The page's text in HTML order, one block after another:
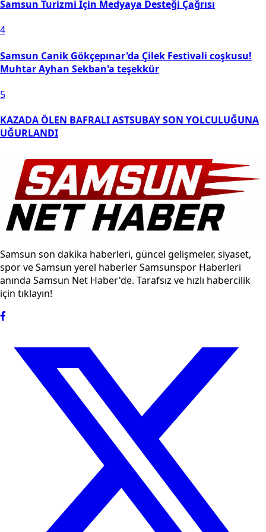
Samsun Turizmi İçin Medyaya Desteği Çağrısı
4
Samsun Canik Gökçepınar'da Çilek Festivali coşkusu!
Muhtar Ayhan Sekban'a teşekkür
5
KAZADA ÖLEN BAFRALI ASTSUBAY SON YOLCULUĞUNA
UĞURLANDI
Samsun son dakika haberleri, güncel gelişmeler, siyaset,
spor ve Samsun yerel haberler Samsunspor Haberleri
anında Samsun Net Haber'de. Tarafsız ve hızlı habercilik
için tıklayın!